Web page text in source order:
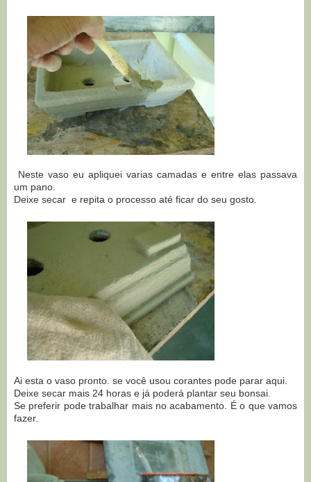
Neste vaso eu apliquei varias camadas e entre elas passava
um pano.
Deixe secar e repita o processo até ficar do seu gosto.
Ai esta o vaso pronto. se você usou corantes pode parar aqui.
Deixe secar mais 24 horas e já poderá plantar seu bonsai.
Se preferir pode trabalhar mais no acabamento. É o que vamos
fazer.